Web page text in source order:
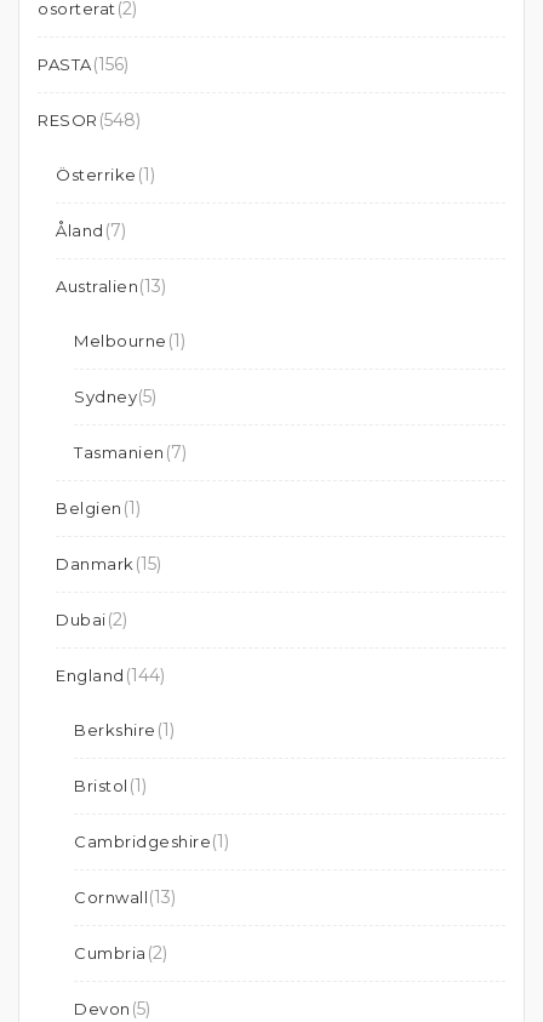
osorterat (2)
PASTA(156)
RESOR (548)
Österrike (1)
Åland (7)
Australien(13)
Melbourne (1)
Sydney(5)
Tasmanien (7)
Belgien (1)
Danmark (15)
Dubai(2)
England (144)
Berkshire (1)
Bristol (1)
Cambridgeshire(1)
Cornwall(13)
Cumbria (2)
Devon (5)